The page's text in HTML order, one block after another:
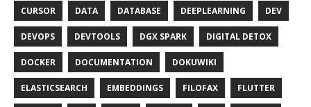
CURSOR DATA DATABASE DEEPLEARNING DEV
DEVOPS DEVTOOLS DGX SPARK DIGITAL DETOX
DOCKER DOCUMENTATION DOKUWIKI
ELASTICSEARCH EMBEDDINGS FILOFAX FLUTTER